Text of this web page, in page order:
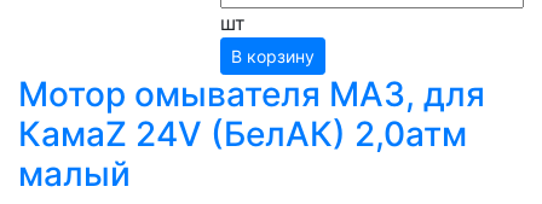
шт
В корзину
Мотор омывателя МАЗ, для
КамаZ 24V (БелАК) 2,0атм
малый